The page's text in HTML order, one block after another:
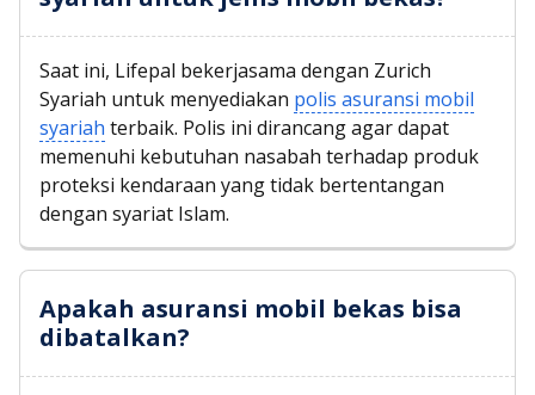
Saat ini, Lifepal bekerjasama dengan Zurich
Syariah untuk menyediakan polis asuransi mobil
syariah terbaik. Polis ini dirancang agar dapat
memenuhi kebutuhan nasabah terhadap produk
proteksi kendaraan yang tidak bertentangan
dengan syariat Islam.
Apakah asuransi mobil bekas bisa
dibatalkan?